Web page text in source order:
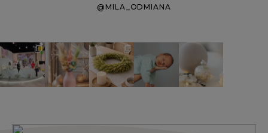
@MILA_ODMIANA